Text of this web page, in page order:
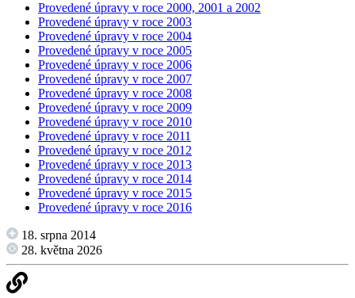
Provedené úpravy v roce 2000, 2001 a 2002
Provedené úpravy v roce 2003
Provedené úpravy v roce 2004
Provedené úpravy v roce 2005
Provedené úpravy v roce 2006
Provedené úpravy v roce 2007
Provedené úpravy v roce 2008
Provedené úpravy v roce 2009
Provedené úpravy v roce 2010
Provedené úpravy v roce 2011
Provedené úpravy v roce 2012
Provedené úpravy v roce 2013
Provedené úpravy v roce 2014
Provedené úpravy v roce 2015
Provedené úpravy v roce 2016
18. srpna 2014
28. května 2026